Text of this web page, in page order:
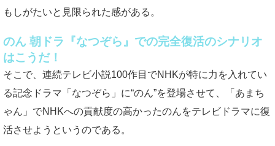
もしがたいと見限られた感がある。
のん 朝ドラ『なつぞら』での完全復活のシナリオ
はこうだ！
そこで、連続テレビ小説100作目でNHKが特に力を入れてい
る記念ドラマ「なつぞら」に“のん”を登場させて、「あまち
ゃん」でNHKへの貢献度の高かったのんをテレビドラマに復
活させようというのである。